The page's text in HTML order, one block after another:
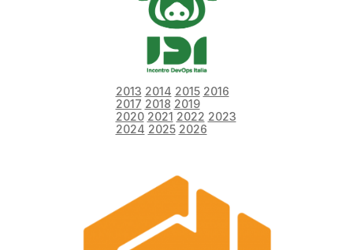
2013 2014 2015 2016
2017 2018 2019
2020 2021 2022 2023
2024 2025 2026